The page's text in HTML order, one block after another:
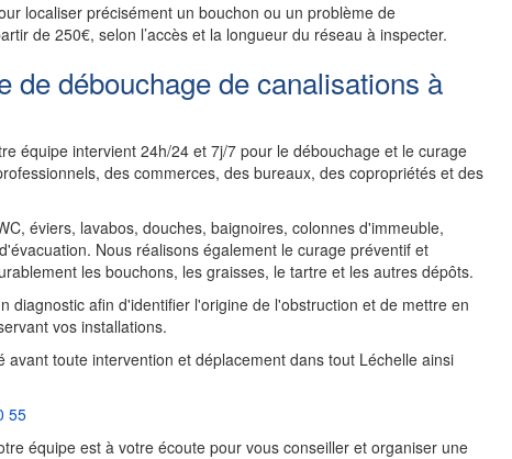
localiser précisément un bouchon ou un problème de
de 250€, selon l’accès et la longueur du réseau à inspecter.
de débouchage de canalisations à
équipe intervient 24h/24 et 7j/7 pour le débouchage et le curage
des commerces, des bureaux, des copropriétés et des
éviers, lavabos, douches, baignoires, colonnes d'immeuble,
Nous réalisons également le curage préventif et
les bouchons, les graisses, le tartre et les autres dépôts.
diagnostic afin d'identifier l'origine de l'obstruction et de mettre en
vos installations.
toute intervention et déplacement dans tout Léchelle ainsi
55
équipe est à votre écoute pour vous conseiller et organiser une